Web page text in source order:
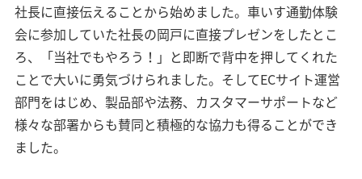
社長に直接伝えることから始めました。車いす通勤体験
会に参加していた社長の岡戸に直接プレゼンをしたとこ
ろ、「当社でもやろう！」と即断で背中を押してくれた
ことで大いに勇気づけられました。そしてECサイト運営
部門をはじめ、製品部や法務、カスタマーサポートなど
様々な部署からも賛同と積極的な協力も得ることができ
ました。